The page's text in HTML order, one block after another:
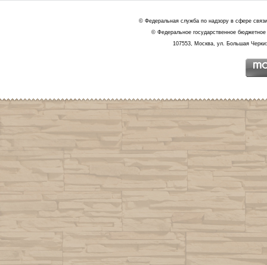
© Федеральная служба по надзору в сфере
© Федеральное государственное
107553, Москва, ул. Большая